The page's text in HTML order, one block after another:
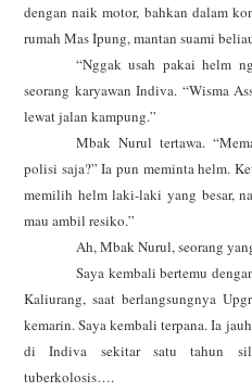
dengan naik motor, bahkan dalam
rumah Mas Ipung, mantan suami
“Nggak usah pakai helm
seorang karyawan Indiva. “Wisma
lewat jalan kampung.”
Mbak Nurul tertawa.
polisi saja?” Ia pun meminta helm.
memilih helm laki-laki yang besar,
mau ambil resiko.”
Ah, Mbak Nurul, seorang
Saya kembali bertemu
Kaliurang, saat berlangsungnya
kemarin. Saya kembali terpana. Ia
di Indiva sekitar satu tahun
tuberkolosis….